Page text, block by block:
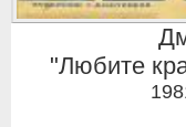
"Любите